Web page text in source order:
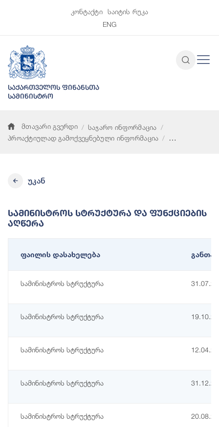
კონტაქტი
საიტის რუკა
ENG
საქართველოს ფინანსთა
სამინისტრო
მთავარი გვერდი
საჯარო ინფორმაცია
პროაქტიულად გამოქვეყნებული ინფორმაცია
უკან
Სამინისტროს Სტრუქტურა Და Ფუნქციების
Აღწერა
ფაილის დასახელება
სამინისტროს სტრუქტურა
სამინისტროს სტრუქტურა
სამინისტროს სტრუქტურა
სამინისტროს სტრუქტურა
სამინისტროს სტრუქტურა